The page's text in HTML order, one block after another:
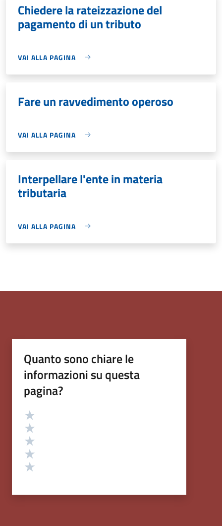
Chiedere la rateizzazione del
pagamento di un tributo
VAI ALLA PAGINA
Fare un ravvedimento operoso
VAI ALLA PAGINA
Interpellare l'ente in materia
tributaria
VAI ALLA PAGINA
Quanto sono chiare le
informazioni su questa
pagina?
Valutazione